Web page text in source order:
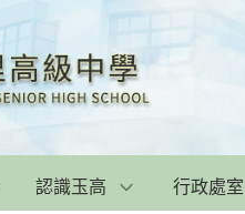
認識玉高 行政處室